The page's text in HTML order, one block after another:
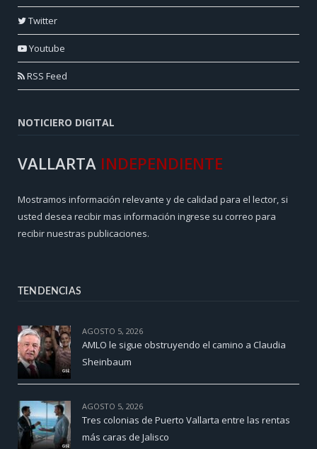
Twitter
Youtube
RSS Feed
NOTICIERO DIGITAL
VALLARTA INDEPENDIENTE
Mostramos información relevante y de calidad para el lector, si
usted desea recibir mas información ingrese su correo para
recibir nuestras publicaciones.
TENDENCIAS
AGOSTO 5, 2026
AMLO le sigue obstruyendo el camino a Claudia
Sheinbaum
AGOSTO 5, 2026
Tres colonias de Puerto Vallarta entre las rentas
más caras de Jalisco